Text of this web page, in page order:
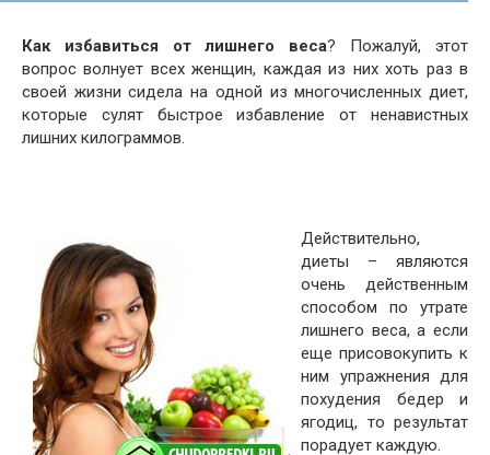
Как избавиться от лишнего веса? Пожалуй, этот
вопрос волнует всех женщин, каждая из них хоть раз в
своей жизни сидела на одной из многочисленных диет,
которые сулят быстрое избавление от ненавистных
лишних килограммов.
Действительно,
диеты – являются
очень действенным
способом по утрате
лишнего веса, а если
еще присовокупить к
ним упражнения для
похудения бедер и
ягодиц, то результат
порадует каждую.